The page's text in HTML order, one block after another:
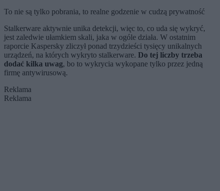
To nie są tylko pobrania, to realne godzenie w cudzą prywatność
Stalkerware aktywnie unika detekcji, więc to, co uda się wykryć,
jest zaledwie ułamkiem skali, jaka w ogóle działa. W ostatnim
raporcie Kaspersky zliczył ponad trzydzieści tysięcy unikalnych
urządzeń, na których wykryto stalkerware. Do tej liczby trzeba
dodać kilka uwag, bo to wykrycia wykopane tylko przez jedną
firmę antywirusową.
Reklama
Reklama